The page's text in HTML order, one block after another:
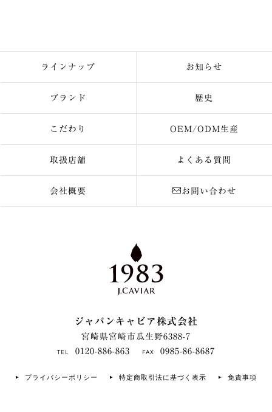
ラインナップ お知らせ
ブランド 歴史
こだわり OEM/ODM生産
取扱店舗 よくある質問
会社概要 お問い合わせ
ジャパンキャビア株式会社
宮崎県宮崎市瓜生野6388-7
TEL 0120-886-863 FAX 0985-86-8687
プライバシーポリシー 特定商取引法に基づく表示 免責事項